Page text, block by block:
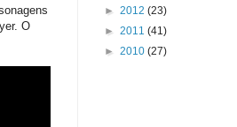
O
► 2012 (23)
► 2011 (41)
► 2010 (27)